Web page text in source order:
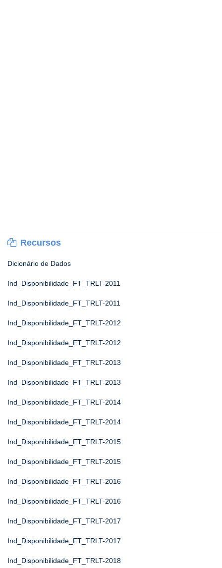
Recursos
Dicionário de Dados
Ind_Disponibilidade_FT_TRLT-2011
Ind_Disponibilidade_FT_TRLT-2011
Ind_Disponibilidade_FT_TRLT-2012
Ind_Disponibilidade_FT_TRLT-2012
Ind_Disponibilidade_FT_TRLT-2013
Ind_Disponibilidade_FT_TRLT-2013
Ind_Disponibilidade_FT_TRLT-2014
Ind_Disponibilidade_FT_TRLT-2014
Ind_Disponibilidade_FT_TRLT-2015
Ind_Disponibilidade_FT_TRLT-2015
Ind_Disponibilidade_FT_TRLT-2016
Ind_Disponibilidade_FT_TRLT-2016
Ind_Disponibilidade_FT_TRLT-2017
Ind_Disponibilidade_FT_TRLT-2017
Ind_Disponibilidade_FT_TRLT-2018